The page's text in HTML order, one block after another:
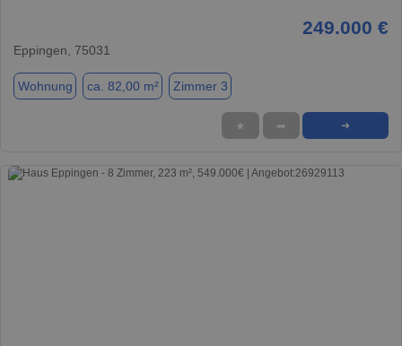
249.000 €
Eppingen, 75031
Wohnung ca. 82,00 m² Zimmer 3
★ ➦ ➜